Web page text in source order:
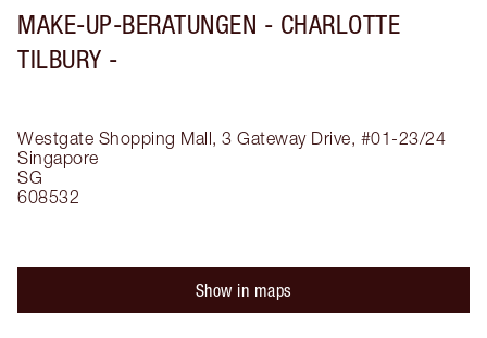
MAKE-UP-BERATUNGEN - CHARLOTTE
TILBURY -
Westgate Shopping Mall, 3 Gateway Drive, #01-23/24
Singapore
SG
608532
Show in maps